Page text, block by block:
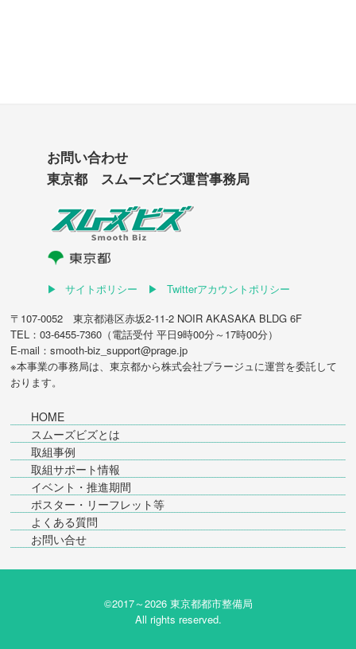
お問い合わせ
東京都 スムーズビズ運営事務局
サイトポリシー
Twitterアカウントポリシー
〒107-0052 東京都港区赤坂2-11-2 NOIR AKASAKA BLDG 6F
TEL：03-6455-7360（電話受付 平日9時00分～17時00分）
E-mail：smooth-biz_support@prage.jp
※本事業の事務局は、東京都から株式会社プラージュに運営を委託して
おります。
HOME
スムーズビズとは
取組事例
取組サポート情報
イベント・推進期間
ポスター・リーフレット等
よくある質問
お問い合せ
©2017～2026 東京都都市整備局
All rights reserved.